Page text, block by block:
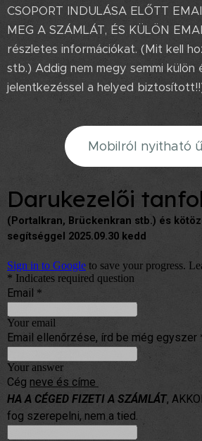
CSOPORT INDULÁSA ELŐTT
MEG A SZÁMLÁT, ÉS KÜLÖN
részletes információkat. (Mit kell
stb.) Addig nem megy semmi külön
jelentkezéssel a helyed
Mobilról nyitható